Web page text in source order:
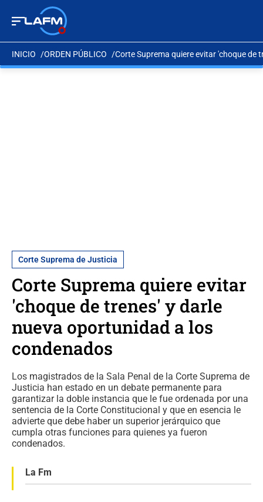
INICIO ORDEN PÚBLICO Corte Suprema quiere evitar 'choque de
Corte Suprema de Justicia
Corte Suprema quiere evitar
'choque de trenes' y darle
nueva oportunidad a los
condenados
Los magistrados de la Sala Penal de la Corte Suprema de
Justicia han estado en un debate permanente para
garantizar la doble instancia que le fue ordenada por una
sentencia de la Corte Constitucional y que en esencia le
advierte que debe haber un superior jerárquico que
cumpla otras funciones para quienes ya fueron
condenados.
La Fm